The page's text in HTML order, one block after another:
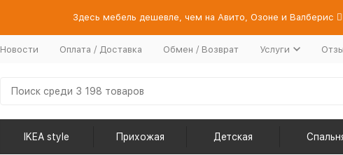
Здесь мебель дешевле, чем на Авито, Озоне и Валберис
Новости Оплата / Доставка Обмен / Возврат Услуги
IKEA style Прихожая Детская